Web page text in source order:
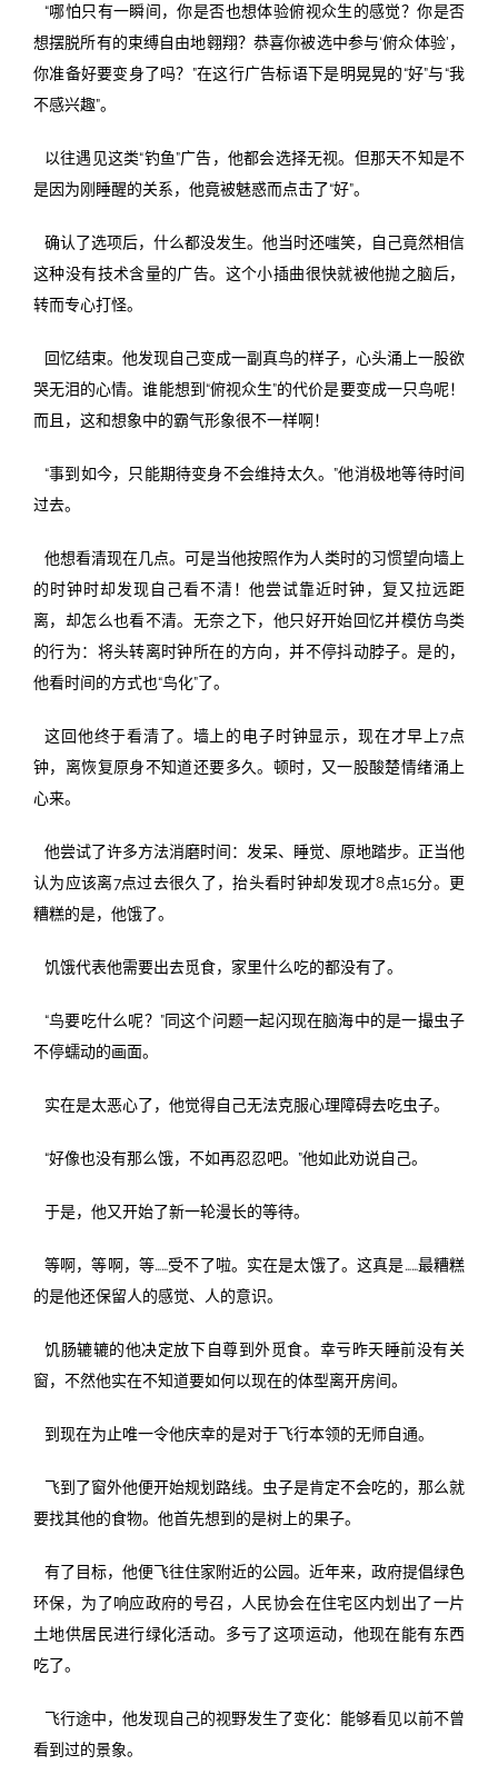
“哪怕只有一瞬间，你是否也想体验俯视众生的感觉？你是否
想摆脱所有的束缚自由地翱翔？恭喜你被选中参与‘俯众体验’，
你准备好要变身了吗？”在这行广告标语下是明晃晃的“好”与“我
不感兴趣”。
以往遇见这类“钓鱼”广告，他都会选择无视。但那天不知是不
是因为刚睡醒的关系，他竟被魅惑而点击了“好”。
确认了选项后，什么都没发生。他当时还嗤笑，自己竟然相信
这种没有技术含量的广告。这个小插曲很快就被他抛之脑后，
转而专心打怪。
回忆结束。他发现自己变成一副真鸟的样子，心头涌上一股欲
哭无泪的心情。谁能想到“俯视众生”的代价是要变成一只鸟呢！
而且，这和想象中的霸气形象很不一样啊！
“事到如今，只能期待变身不会维持太久。”他消极地等待时间
过去。
他想看清现在几点。可是当他按照作为人类时的习惯望向墙上
的时钟时却发现自己看不清！他尝试靠近时钟，复又拉远距
离，却怎么也看不清。无奈之下，他只好开始回忆并模仿鸟类
的行为：将头转离时钟所在的方向，并不停抖动脖子。是的，
他看时间的方式也“鸟化”了。
这回他终于看清了。墙上的电子时钟显示，现在才早上7点
钟，离恢复原身不知道还要多久。顿时，又一股酸楚情绪涌上
心来。
他尝试了许多方法消磨时间：发呆、睡觉、原地踏步。正当他
认为应该离7点过去很久了，抬头看时钟却发现才8点15分。更
糟糕的是，他饿了。
饥饿代表他需要出去觅食，家里什么吃的都没有了。
“鸟要吃什么呢？”同这个问题一起闪现在脑海中的是一撮虫子
不停蠕动的画面。
实在是太恶心了，他觉得自己无法克服心理障碍去吃虫子。
“好像也没有那么饿，不如再忍忍吧。”他如此劝说自己。
于是，他又开始了新一轮漫长的等待。
等啊，等啊，等……受不了啦。实在是太饿了。这真是……最糟糕
的是他还保留人的感觉、人的意识。
饥肠辘辘的他决定放下自尊到外觅食。幸亏昨天睡前没有关
窗，不然他实在不知道要如何以现在的体型离开房间。
到现在为止唯一令他庆幸的是对于飞行本领的无师自通。
飞到了窗外他便开始规划路线。虫子是肯定不会吃的，那么就
要找其他的食物。他首先想到的是树上的果子。
有了目标，他便飞往住家附近的公园。近年来，政府提倡绿色
环保，为了响应政府的号召，人民协会在住宅区内划出了一片
土地供居民进行绿化活动。多亏了这项运动，他现在能有东西
吃了。
飞行途中，他发现自己的视野发生了变化：能够看见以前不曾
看到过的景象。